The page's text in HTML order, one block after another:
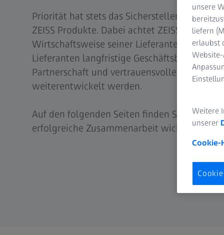
Priorität hat stets das Sicherstellen der
ZEISS Produkte. Dabei achtet ZEISS auf die
Wirtschaftsweise seiner Lieferanten. Im
Lieferanten langfristige
Partnerschaft und vertrauensvoller
weiterentwickelt werden.
Auf den folgenden Seiten finden Sie alle
erfolgreiche Zusammenarbeit wichtig sind.
unsere
liefern
erlaubst
Weitere
unserer
Cookie-